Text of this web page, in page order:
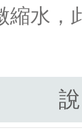
縮水，